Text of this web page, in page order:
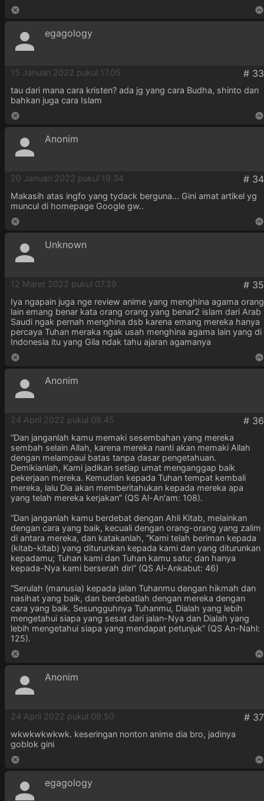
egagology
15 Januari 2022 pukul 17.05
tau dari mana cara kristen? ada jg yang cara Budha, shinto dan
bahkan juga cara Islam
Anonim
20 Januari 2022 pukul 19.34
Makasih atas ingfo yang tydack berguna... Gini amat artikel yg
muncul di homepage Google gw..
Unknown
12 Maret 2022 pukul 07.29
Iya ngapain juga nge review anime yang menghina agama orang
lain emang benar kata orang orang yang benar2 islam dari Arab
Saudi ngak pernah menghina dsb karena emang mereka hanya
percaya Tuhan meraka ngak usah menghina agama lain yang di
Indonesia itu yang Gila ndak tahu ajaran agamanya
Anonim
24 April 2022 pukul 09.45
“Dan janganlah kamu memaki sesembahan yang mereka
sembah selain Allah, karena mereka nanti akan memaki Allah
dengan melampaui batas tanpa dasar pengetahuan.
Demikianlah, Kami jadikan setiap umat menganggap baik
pekerjaan mereka. Kemudian kepada Tuhan tempat kembali
mereka, lalu Dia akan memberitahukan kepada mereka apa
yang telah mereka kerjakan” (QS Al-An'am: 108).
“Dan janganlah kamu berdebat dengan Ahli Kitab, melainkan
dengan cara yang baik, kecuali dengan orang-orang yang zalim
di antara mereka, dan katakanlah, ”Kami telah beriman kepada
(kitab-kitab) yang diturunkan kepada kami dan yang diturunkan
kepadamu; Tuhan kami dan Tuhan kamu satu; dan hanya
kepada-Nya kami berserah diri” (QS Al-Ankabut: 46)
“Serulah (manusia) kepada jalan Tuhanmu dengan hikmah dan
nasihat yang baik, dan berdebatlah dengan mereka dengan
cara yang baik. Sesungguhnya Tuhanmu, Dialah yang lebih
mengetahui siapa yang sesat dari jalan-Nya dan Dialah yang
lebih mengetahui siapa yang mendapat petunjuk” (QS An-Nahl:
125).
Anonim
24 April 2022 pukul 09.50
wkwkwkwkwk. keseringan nonton anime dia bro, jadinya
goblok gini
egagology